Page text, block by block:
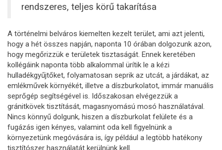
rendszeres, teljes körű takarítása
A történelmi belváros kiemelten kezelt terület, ami azt jelenti,
hogy a hét összes napján, naponta 10 órában dolgozunk azon,
hogy megőrizzük e területek tisztaságát. Ennek keretében
kollégáink naponta több alkalommal ürítik le a kézi
hulladékgyűjtőket, folyamatosan seprik az utcát, a járdákat, az
emlékművek környékét, illetve a díszburkolatot, immár manuális
seprőgép segítségével is. Időszakosan elvégezzük a
gránitkövek tisztítását, magasnyomású mosó használatával.
Nincs könnyű dolgunk, hiszen a díszburkolat felülete és a
fugázás igen kényes, valamint oda kell figyelnünk a
környezetünk megóvására is, így például a legtöbb hatékony
tisztítószer használatát kerülnünk kell.